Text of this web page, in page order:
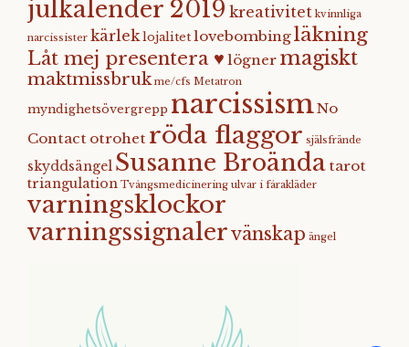
julkalender 2019 kreativitet kvinnliga
narcissister kärlek lojalitet lovebombingläkning
Låt mej presentera ♥ lögner magiskt
maktmissbruk me/cfs Metatron
myndighetsövergrepp narcissismNo
Contact otrohet röda flaggor själsfrände
skyddsängel Susanne Broända tarot
triangulation Tvångsmedicinering ulvar i fårakläder
varningsklockor
varningssignalervänskap ängel